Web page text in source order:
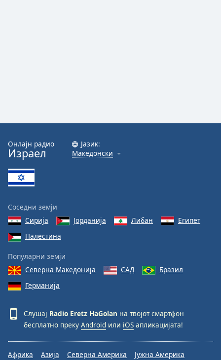
Family
Reset
Done
Dialog
End
dialog
Онлајн радио
Израел
Јазик:
Македонски
Соседни земји
Сирија
Јорданија Либан
Египет
Палестина
Популарни земји
Северна Македонија
САД
Бразил
Германија
Слушај Radio Eretz HaGolan на твојот смартфон
бесплатно преку Android или iOS апликацијата!
Африка Азија Северна Америка
Јужна Америка